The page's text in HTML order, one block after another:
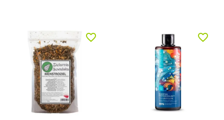
favorite_border favorite_border